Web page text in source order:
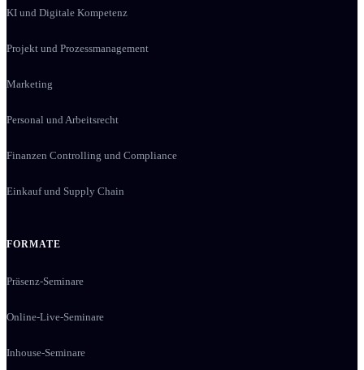
KI und Digitale Kompetenz
Projekt und Prozessmanagement
Marketing
Personal und Arbeitsrecht
Finanzen Controlling und Compliance
Einkauf und Supply Chain
FORMATE
Präsenz-Seminare
Online-Live-Seminare
Inhouse-Seminare